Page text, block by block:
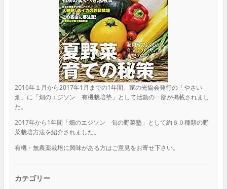
2016年１月から2017年1月までの1年間、家の光協会発行の「やさい
畑」に「畑のエジソン 有機栽培塾」として活動の一部が掲載されまし
た。
2017年から1年間「畑のエジソン 旬の野菜塾」として約６０種類の野
菜栽培方法を紹介されました。
有機・無農薬栽培に興味がある方はご意見をお寄せ下さい。
カテゴリー